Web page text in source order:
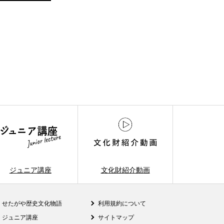
ジュニア講座 文化財紹介動画
せたがや歴史文化物語
ジュニア講座
利用規約について
サイトマップ